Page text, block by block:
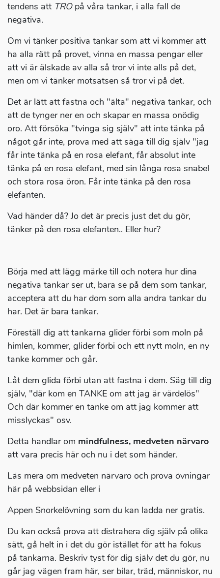
tendens att TROpå våra tankar, i alla fall de
negativa.
Om vi tänker positiva tankar som att vi kommer att
ha alla rätt på provet, vinna en massa pengar eller
att vi är älskade av alla så tror vi inte alls på det,
men om vi tänker motsatsen så tror vi på det.
Det är lätt att fastna och "älta" negativa tankar, och
att de tynger ner en och skapar en massa onödig
oro. Att försöka "tvinga sig själv" att inte tänka på
något går inte, prova med att säga till dig själv "jag
får inte tänka på en rosa elefant, får absolut inte
tänka på en rosa elefant, med sin långa rosa snabel
och stora rosa öron. Får inte tänka på den rosa
elefanten.
Vad händer då? Jo det är precis just det du gör,
tänker på den rosa elefanten.. Eller hur?
Börja med att lägg märke till och notera hur dina
negativa tankar ser ut, bara se på dem som tankar,
acceptera att du har dom som alla andra tankar du
har. Det är bara tankar.
Föreställ dig att tankarna glider förbi som moln på
himlen, kommer, glider förbi och ett nytt moln, en ny
tanke kommer och går.
Låt dem glida förbi utan att fastna i dem. Säg till dig
själv, "där kom en TANKE om att jag är värdelös"
Och där kommer en tanke om att jag kommer att
misslyckas" osv.
Detta handlar om mindfulness, medveten närvaro
att vara precis här och nu i det som händer.
Läs mera om medveten närvaro och prova övningar
här på webbsidan eller i
Appen Snorkelövning som du kan ladda ner gratis.
Du kan också prova att distrahera dig själv på olika
sätt, gå helt in i det du gör istället för att ha fokus
på tankarna. Beskriv tyst för dig själv det du gör, nu
går jag vägen fram här, ser bilar, träd, människor, nu